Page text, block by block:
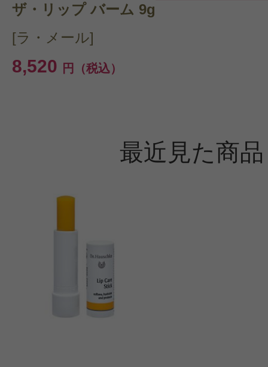
ザ・リップ バーム 9g
[ラ・メール]
8,520 円（税込）
最近見た商品